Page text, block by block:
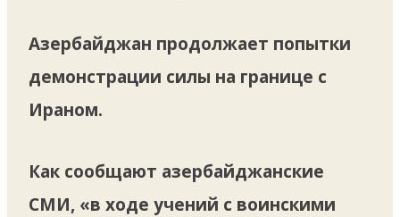
Азербайджан продолжает попытки
демонстрации силы на границе с
Ираном.
Как сообщают азербайджанские
СМИ, «в ходе учений с воинскими